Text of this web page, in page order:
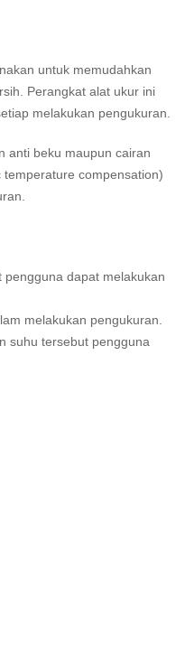
untuk memudahkan
Perangkat alat ukur ini
melakukan pengukuran.
anti beku maupun cairan
compensation)
dapat melakukan
melakukan pengukuran.
suhu tersebut pengguna